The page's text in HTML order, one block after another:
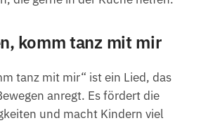
komm tanz mit mir
tanz mit mir“ ist ein Lied, das
anregt. Es fördert die
und macht Kindern viel